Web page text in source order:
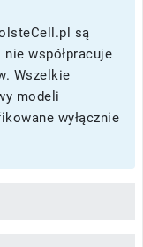
są
współpracuje
Wszelkie
modeli
wyłącznie